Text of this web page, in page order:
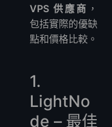
VPS 供應商 ，
包括實際的優缺
點和價格比較。
1.
LightNo
de – 最佳